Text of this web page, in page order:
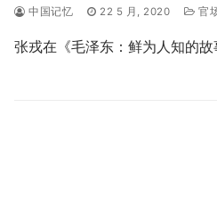
中国记忆 22 5 月, 2020 官
张戎在《毛泽东：鲜为人知的